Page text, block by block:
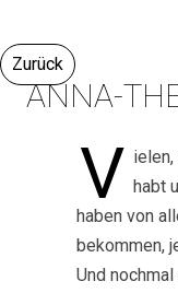
Zurück
ANNA-
V habt
haben von
bekommen,
Und